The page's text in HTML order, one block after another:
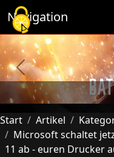
Navigation
Previous
Start Artikel
Microsoft schaltet
11 ab - euren Drucker
Cookie-Einstellungen